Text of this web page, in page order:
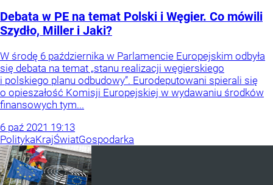
Debata w PE na temat Polski i Węgier. Co mówili
Szydło, Miller i Jaki?
W środę 6 października w Parlamencie Europejskim odbyła
się debata na temat „stanu realizacji węgierskiego
i polskiego planu odbudowy”. Eurodeputowani spierali się
o opieszałość Komisji Europejskiej w wydawaniu środków
finansowych tym...
6 paź 2021 19:13
PolitykaKrajŚwiatGospodarka